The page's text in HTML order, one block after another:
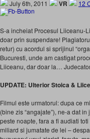
July 6th, 2011 VR 12
S-a incheiat Procesul Liiceanu-
doar prin suspendare!
retur) cu acordul si sprijinul
Bucuresti, unde am castigat
Liiceanu, dar doar la…
UPDATE: Ulterior Stoica &
Filmul este urmatorul: dupa ce
(bine zis “angajate”), ne-a dat
peste noapte, fara a fi audiati
miliard si jumatate de lei –